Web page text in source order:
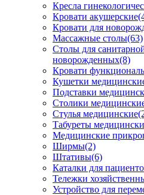
Кресла
Кровати акушерские
Кровати для
Массажные столы(63)
Столы для
новорожденных(8)
Кровати
Кушетки
Подставки
Столики
Стулья медицинские
Табуреты
Медицинские
Ширмы(2)
Штативы(6)
Каталки для
Тележки
Устройство для